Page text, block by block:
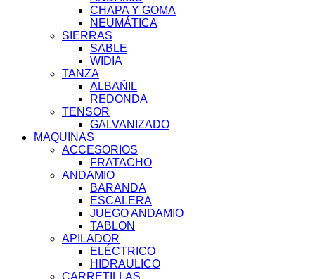
CHAPA Y GOMA
NEUMÁTICA
SIERRAS
SABLE
WIDIA
TANZA
ALBAÑIL
REDONDA
TENSOR
GALVANIZADO
MAQUINAS
ACCESORIOS
FRATACHO
ANDAMIO
BARANDA
ESCALERA
JUEGO ANDAMIO
TABLON
APILADOR
ELÉCTRICO
HIDRAULICO